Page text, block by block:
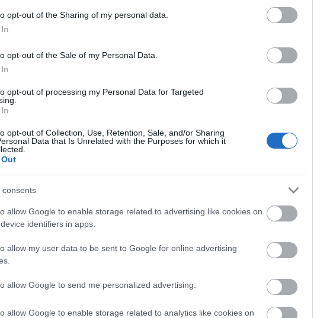
opt-out of the Sharing of my personal data.
opt-out of the Sale of my Personal Data.
opt-out of processing my Personal Data for Targeted
opt-out of Collection, Use, Retention, Sale, and/or Sharing
Data that Is Unrelated with the Purposes for which it
consents
allow Google to enable storage related to advertising like cookies on
identifiers in apps.
allow my user data to be sent to Google for online advertising
allow Google to send me personalized advertising.
allow Google to enable storage related to analytics like cookies on
Beetlejuice
Marcell
Benkő
Media Kft.
Bognár Tamás
Boldog Gábor
Enikő Boros
Botár Endre
bukott
Cameron Diaz
Jones CD
Christopher
Chris Hemsworth
Eszter Csákányi
Csankó Zoltán
Róbert Cseke